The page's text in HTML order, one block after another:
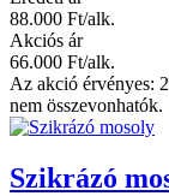
88.000 Ft/alk.
Akciós ár
66.000 Ft/alk.
Az akció érvényes:
nem összevonhatók.
Szikrázó